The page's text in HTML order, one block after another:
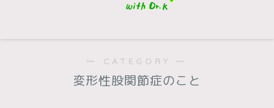
― CATEGORY ―
変形性股関節症のこと